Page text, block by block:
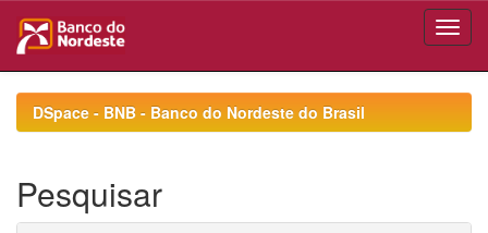
navigationDSpace - BNB - Banco do Nordeste do Brasil
Pesquisar